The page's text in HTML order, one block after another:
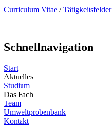
Curriculum Vitae /Tätigkeitsfelder
Schnellnavigation
Start
Aktuelles
Studium
Das Fach
Team
Umweltprobenbank
Kontakt